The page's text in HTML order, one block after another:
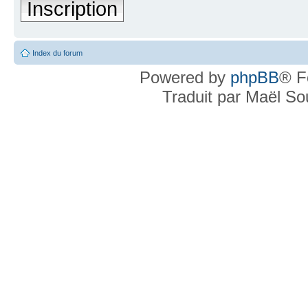
Inscription
Index du forum
Powered by phpBB®
Traduit par Maël